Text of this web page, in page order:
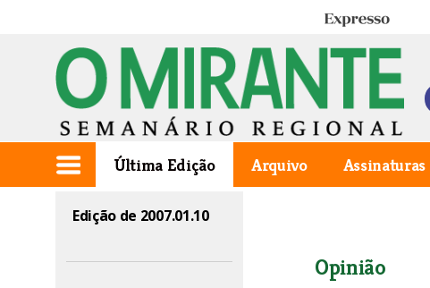
Expresso
Última Edição Arquivo Assinaturas
Edição de 2007.01.10
Opinião